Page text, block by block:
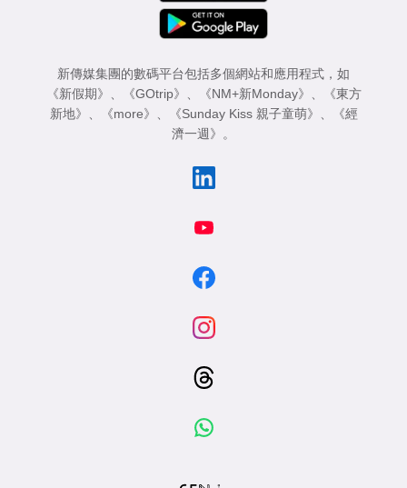
新傳媒集團的數碼平台包括多個網站和應用程式，如
《新假期》 、 《GOtrip》 、 《NM+新Monday》 、
《東方
新地》 、 《more》 、 《Sunday Kiss 親子童萌》 、
《經
濟一週》 。